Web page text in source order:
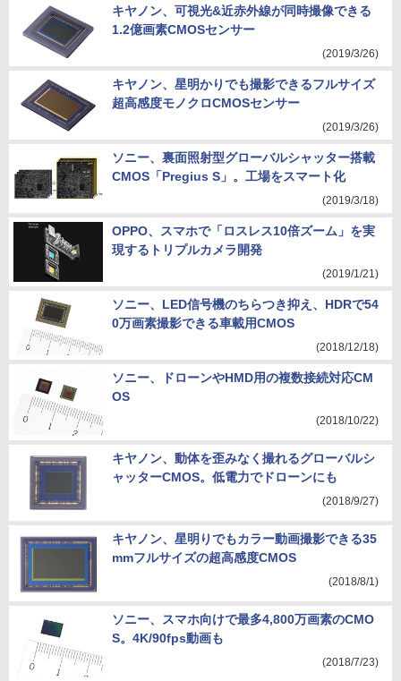
キヤノン、可視光&近赤外線が同時撮像できる
1.2億画素CMOSセンサー
(2019/3/26)
キヤノン、星明かりでも撮影できるフルサイズ
超高感度モノクロCMOSセンサー
(2019/3/26)
ソニー、裏面照射型グローバルシャッター搭載
CMOS「Pregius S」。工場をスマート化
(2019/3/18)
OPPO、スマホで「ロスレス10倍ズーム」を実
現するトリプルカメラ開発
(2019/1/21)
ソニー、LED信号機のちらつき抑え、HDRで54
0万画素撮影できる車載用CMOS
(2018/12/18)
ソニー、ドローンやHMD用の複数接続対応CM
OS
(2018/10/22)
キヤノン、動体を歪みなく撮れるグローバルシ
ャッターCMOS。低電力でドローンにも
(2018/9/27)
キヤノン、星明りでもカラー動画撮影できる35
mmフルサイズの超高感度CMOS
(2018/8/1)
ソニー、スマホ向けで最多4,800万画素のCMO
S。4K/90fps動画も
(2018/7/23)